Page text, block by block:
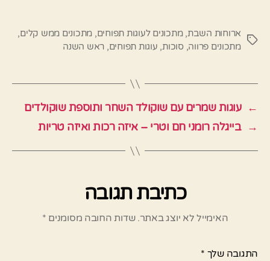
תגיות
ארוחות השבת,מתכונים לעוגות תפוחים, מתכונים ממש קלים,
מתכונים פרווה, סוכות, עוגות תפוחים, ראש השנה
← עוגות שמרים עם שוקולד השחר ותוספת שוקולדים
→ בייגלה רומני חם וטרי – איזה רכות ואיזה טריות
כתיבת תגובה
האימייל לא יוצג באתר. שדות החובה מסומנים *
התגובה שלך *